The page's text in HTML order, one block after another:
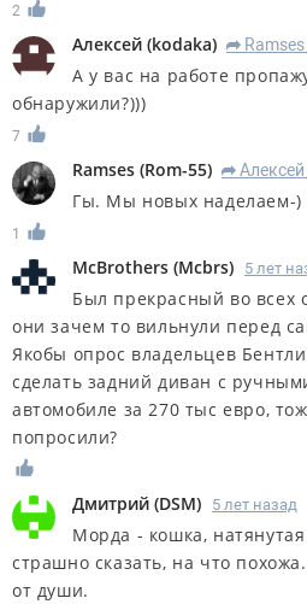
2
Алексей (kodaka) R Ramses
А у вас на работе
обнаружили?)))
7
Ramses (Rom-55) R Алексей
Гы. Мы новых наделаем-)
1
McBrothers (Mcbrs) 5 лет
Был прекрасный во всех
они зачем то вильнули перед
Якобы опрос владельцев
сделать задний диван с
автомобиле за 270 тыс евро,
попросили?
Дмитрий (DSM) 5 лет назад
Морда - кошка,
страшно сказать, на что
от души.